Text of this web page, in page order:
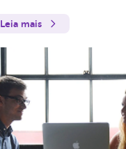
Leia mais